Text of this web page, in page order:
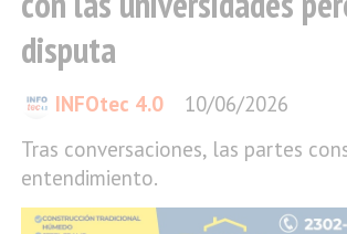
disputa
Tras conversaciones, las partes
entendimiento.
10/06/2026
INFOtec 4.0